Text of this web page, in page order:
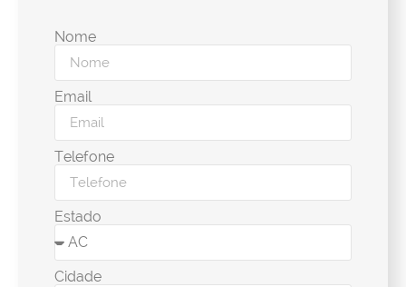
Nome
Email
Telefone
Estado
Cidade